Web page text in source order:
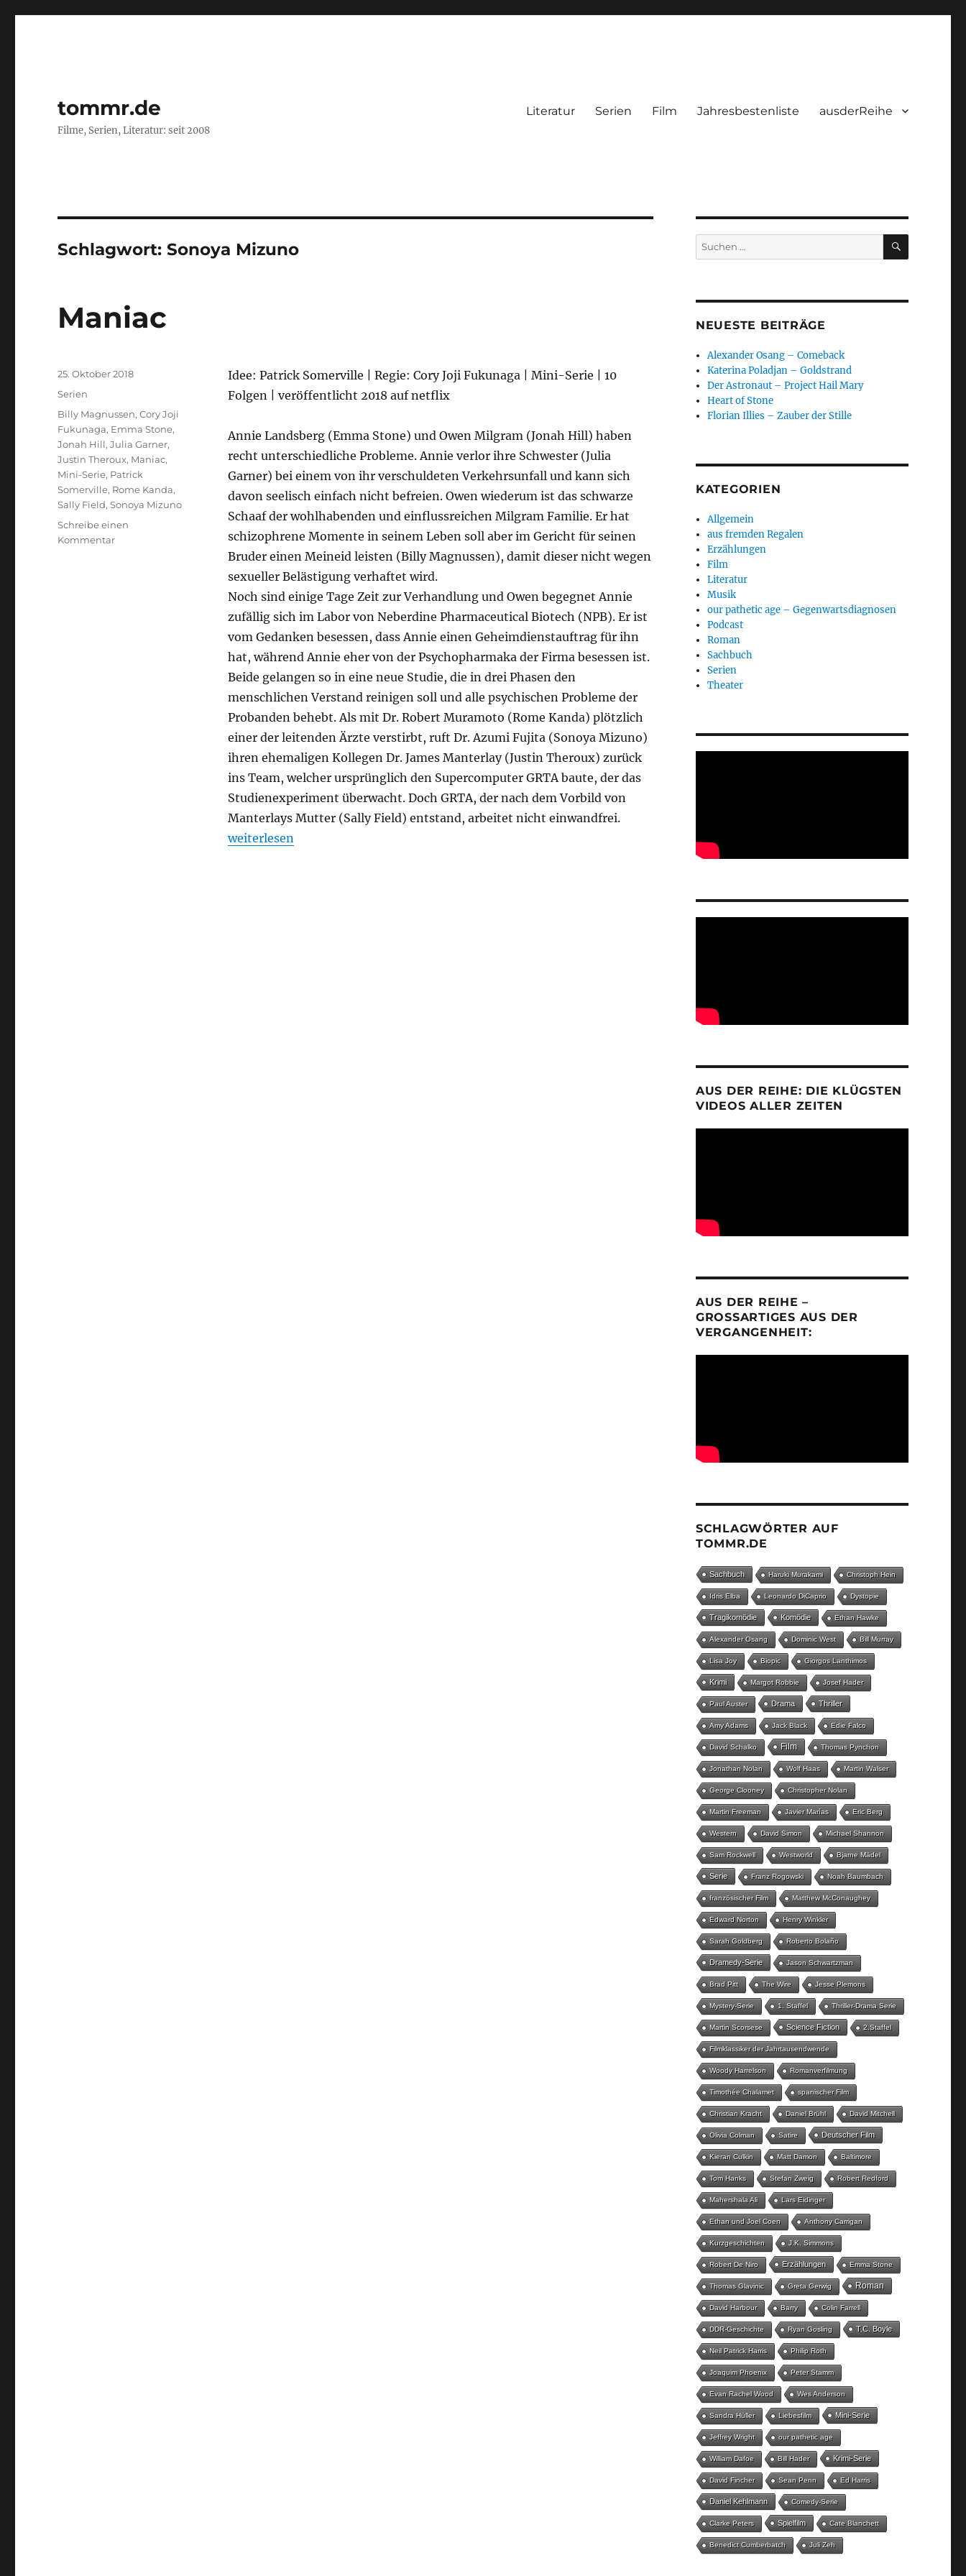
tommr.de
Filme, Serien, Literatur: seit 2008
Literatur Serien Film Jahresbestenliste ausderReihe
Schlagwort:Sonoya Mizuno
Maniac
Idee: Patrick Somerville | Regie: Cory Joji Fukunaga | Mini-Serie | 10
Folgen | veröffentlicht 2018 auf netflix
Annie Landsberg (Emma Stone) und Owen Milgram (Jonah Hill) haben
recht unterschiedliche Probleme. Annie verlor ihre Schwester (Julia
Garner) bei einem von ihr verschuldeten Verkehrsunfall und kann sich
davon seelisch einfach nicht befreien. Owen wiederum ist das schwarze
Schaaf der wohlhabenden und einflussreichen Milgram Familie. Er hat
schizophrene Momente in seinem Leben soll aber im Gericht für seinen
Bruder einen Meineid leisten (Billy Magnussen), damit dieser nicht wegen
sexueller Belästigung verhaftet wird.
Noch sind einige Tage Zeit zur Verhandlung und Owen begegnet Annie
zufällig sich im Labor von Neberdine Pharmaceutical Biotech (NPB). Er ist
vom Gedanken besessen, dass Annie einen Geheimdienstauftrag für ihn
hat, während Annie eher von der Psychopharmaka der Firma besessen ist.
Beide gelangen so in eine neue Studie, die in drei Phasen den
menschlichen Verstand reinigen soll und alle psychischen Probleme der
Probanden behebt. Als mit Dr. Robert Muramoto (Rome Kanda) plötzlich
einer der leitenden Ärzte verstirbt, ruft Dr. Azumi Fujita (Sonoya Mizuno)
ihren ehemaligen Kollegen Dr. James Manterlay (Justin Theroux) zurück
ins Team, welcher ursprünglich den Supercomputer GRTA baute, der das
Studienexperiment überwacht. Doch GRTA, der nach dem Vorbild von
Manterlays Mutter (Sally Field) entstand, arbeitet nicht einwandfrei.
„Maniac“
weiterlesen
Veröffentlicht
25. Oktober 2018
Kategorien
Serien
Schlagwörter
Billy Magnussen,Cory Joji
Fukunaga, Emma Stone,
Jonah Hill,Julia Garner,
Justin Theroux, Maniac,
Mini-Serie, Patrick
Somerville, Rome Kanda,
Sally Field,Sonoya Mizuno
Schreibe einen
Kommentarzu
Suchen
nach:
SUCHEN
NEUESTE BEITRÄGE
Alexander Osang – Comeback
Katerina Poladjan – Goldstrand
Der Astronaut – Project Hail Mary
Heart of Stone
Florian Illies – Zauber der Stille
KATEGORIEN
Allgemein
aus fremden Regalen
Erzählungen
Film
Literatur
Musik
our pathetic age – Gegenwartsdiagnosen
Podcast
Roman
Sachbuch
Serien
Theater
AUS DER REIHE: DIE KLÜGSTEN
VIDEOS ALLER ZEITEN
AUS DER REIHE –
GROSSARTIGES AUS DER V
ERGANGENHEIT:
SCHLAGWÖRTER AUF
TOMMR.DE
Sachbuch Haruki Murakami Christoph Hein
Idris Elba Leonardo DiCaprio Dystopie
Tragikomödie Komödie Ethan Hawke
Alexander Osang Dominic West Bill Murray
Lisa Joy Biopic Giorgos Lanthimos
Krimi Margot Robbie Josef Hader
Paul Auster Drama Thriller
Amy Adams Jack Black Edie Falco
David Schalko Film Thomas Pynchon
Jonathan Nolan Wolf Haas Martin Walser
George Clooney Christopher Nolan
Martin Freeman Javier Marías Eric Berg
Western David Simon Michael Shannon
Sam Rockwell Westworld Bjarne Mädel
Serie Franz Rogowski Noah Baumbach
französischer Film Matthew McConaughey
Edward Norton Henry Winkler
Sarah Goldberg Roberto Bolaño
Dramedy-Serie Jason Schwartzman
Brad Pitt The Wire Jesse Plemons
Mystery-Serie 1. Staffel Thriller-Drama Serie
Martin Scorsese Science Fiction 2.Staffel
Filmklassiker der Jahrtausendwende
Woody Harrelson Romanverfilmung
Timothée Chalamet spanischer Film
Christian Kracht Daniel Brühl David Mitchell
Olivia Colman Satire Deutscher Film
Kieran Culkin Matt Damon Baltimore
Tom Hanks Stefan Zweig Robert Redford
Mahershala Ali Lars Eidinger
Ethan und Joel Coen Anthony Carrigan
Kurzgeschichten J.K. Simmons
Robert De Niro Erzählungen Emma Stone
Thomas Glavinic Greta Gerwig Roman
David Harbour Barry Colin Farrell
DDR-Geschichte Ryan Gosling T.C. Boyle
Neil Patrick Harris Philip Roth
Joaquim Phoenix Peter Stamm
Evan Rachel Wood Wes Anderson
Sandra Hüller Liebesfilm Mini-Serie
Jeffrey Wright our pathetic age
William Dafoe Bill Hader Krimi-Serie
David Fincher Sean Penn Ed Harris
Daniel Kehlmann Comedy-Serie
Clarke Peters Spielfilm Cate Blanchett
Benedict Cumberbatch Juli Zeh